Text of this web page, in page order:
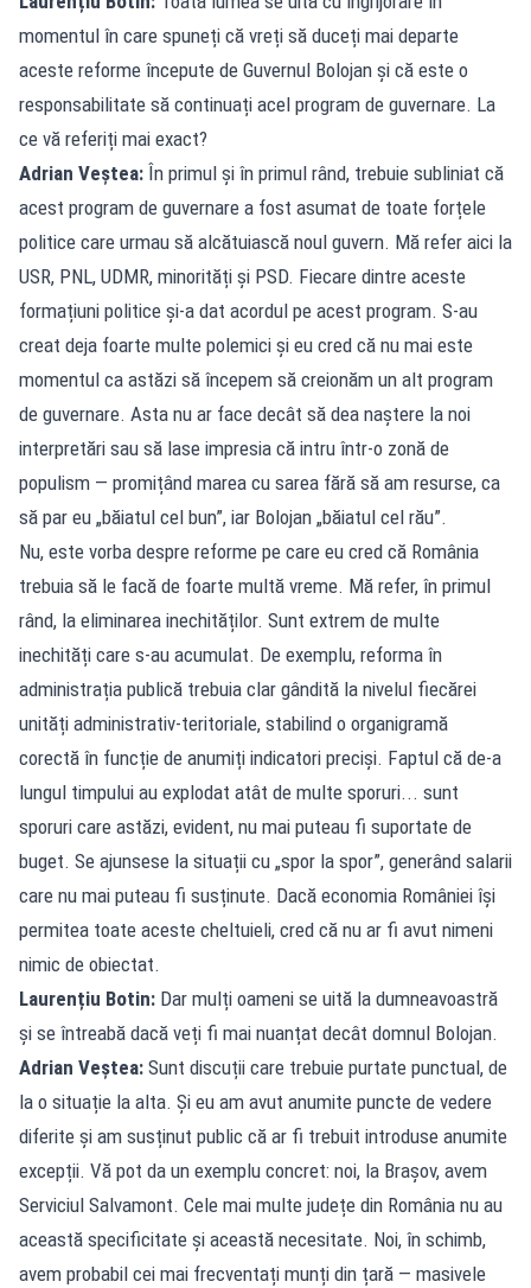
momentul în care spuneți că vreți să duceți mai departe
aceste reforme începute de Guvernul Bolojan și că este o
responsabilitate să continuați acel program de guvernare. La
ce vă referiți mai exact?
Adrian Veștea: În primul și în primul rând, trebuie subliniat că
acest program de guvernare a fost asumat de toate forțele
politice care urmau să alcătuiască noul guvern. Mă refer aici la
USR, PNL, UDMR, minorități și PSD. Fiecare dintre aceste
formațiuni politice și-a dat acordul pe acest program. S-au
creat deja foarte multe polemici și eu cred că nu mai este
momentul ca astăzi să începem să creionăm un alt program
de guvernare. Asta nu ar face decât să dea naștere la noi
interpretări sau să lase impresia că intru într-o zonă de
populism — promițând marea cu sarea fără să am resurse, ca
să par eu „băiatul cel bun”, iar Bolojan „băiatul cel rău”.
Nu, este vorba despre reforme pe care eu cred că România
trebuia să le facă de foarte multă vreme. Mă refer, în primul
rând, la eliminarea inechităților. Sunt extrem de multe
inechități care s-au acumulat. De exemplu, reforma în
administrația publică trebuia clar gândită la nivelul fiecărei
unități administrativ-teritoriale, stabilind o organigramă
corectă în funcție de anumiți indicatori preciși. Faptul că de-a
lungul timpului au explodat atât de multe sporuri... sunt
sporuri care astăzi, evident, nu mai puteau fi suportate de
buget. Se ajunsese la situații cu „spor la spor”, generând salarii
care nu mai puteau fi susținute. Dacă economia României își
permitea toate aceste cheltuieli, cred că nu ar fi avut nimeni
nimic de obiectat.
Laurențiu Botin: Dar mulți oameni se uită la dumneavoastră
și se întreabă dacă veți fi mai nuanțat decât domnul Bolojan.
Adrian Veștea: Sunt discuții care trebuie purtate punctual, de
la o situație la alta. Și eu am avut anumite puncte de vedere
diferite și am susținut public că ar fi trebuit introduse anumite
excepții. Vă pot da un exemplu concret: noi, la Brașov, avem
Serviciul Salvamont. Cele mai multe județe din România nu au
această specificitate și această necesitate. Noi, în schimb,
avem probabil cei mai frecventați munți din țară — masivele